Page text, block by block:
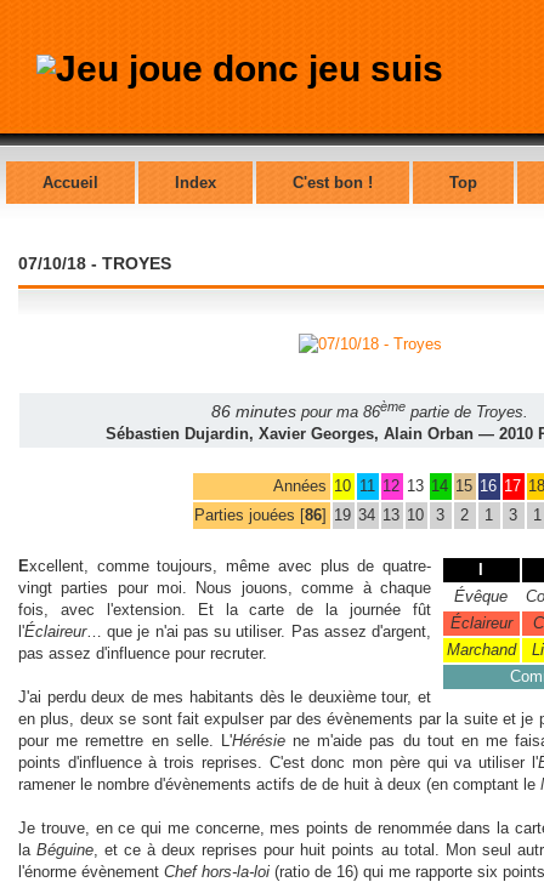
Accueil Index C'est bon ! Top
07/10/18 - TROYES
86 minutes pour ma 86ème partie de Troyes.
Sébastien Dujardin, Xavier Georges, Alain Orban — 2010
Années 10 11 12 13 14 15 16 17
Parties jouées [86] 19 34 13 10 3 2 1 3 1
Évêque
Éclaireur
Marchand
Excellent, comme toujours, même avec plus de quatre-
vingt parties pour moi. Nous jouons, comme à chaque
fois, avec l'extension. Et la carte de la journée fût
l'Éclaireur… que je n'ai pas su utiliser. Pas assez d'argent,
pas assez d'influence pour recruter.
J'ai perdu deux de mes habitants dès le deuxième tour, et
en plus, deux se sont fait expulser par des évènements par la suite et je
pour me remettre en selle. L'Hérésiene m'aide pas du tout en me
points d'influence à trois reprises. C'est donc mon père qui va utiliser l'
ramener le nombre d'évènements actifs de de huit à deux (en comptant le
Je trouve, en ce qui me concerne, mes points de renommée dans la
laBéguine, et ce à deux reprises pour huit points au total. Mon seul
l'énorme évènement Chef hors-la-loi (ratio de 16) qui me rapporte six